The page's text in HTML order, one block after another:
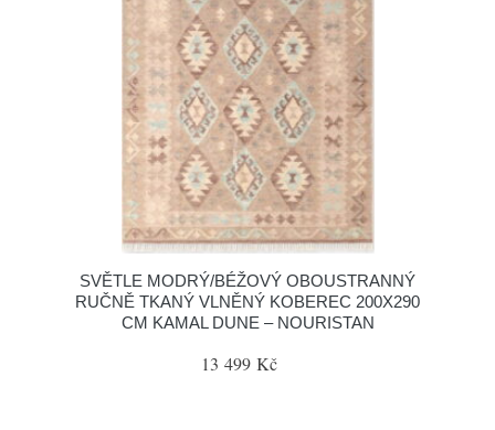
SVĚTLE MODRÝ/BÉŽOVÝ OBOUSTRANNÝ
RUČNĚ TKANÝ VLNĚNÝ KOBEREC 200X290
CM KAMAL DUNE – NOURISTAN
13 499 Kč